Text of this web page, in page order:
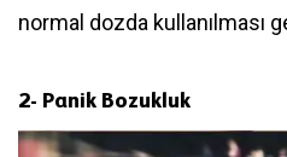
normal dozda kullanılması
2- Panik Bozukluk